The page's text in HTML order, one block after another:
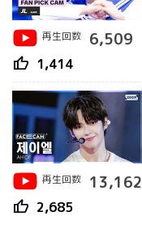
再生回数
6,509
thumb_up 1,414
再生回数
13,162
thumb_up 2,685